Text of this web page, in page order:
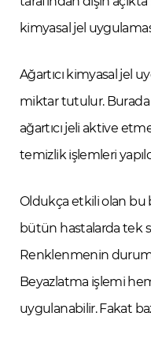
kimyasal jel
Ağartıcı kimyasal jel
miktar tutulur. Burada
ağartıcı jeli aktive
temizlik işlemleri
Oldukça etkili olan bu
bütün hastalarda tek
Renklenmenin
Beyazlatma işlemi
uygulanabilir. Fakat